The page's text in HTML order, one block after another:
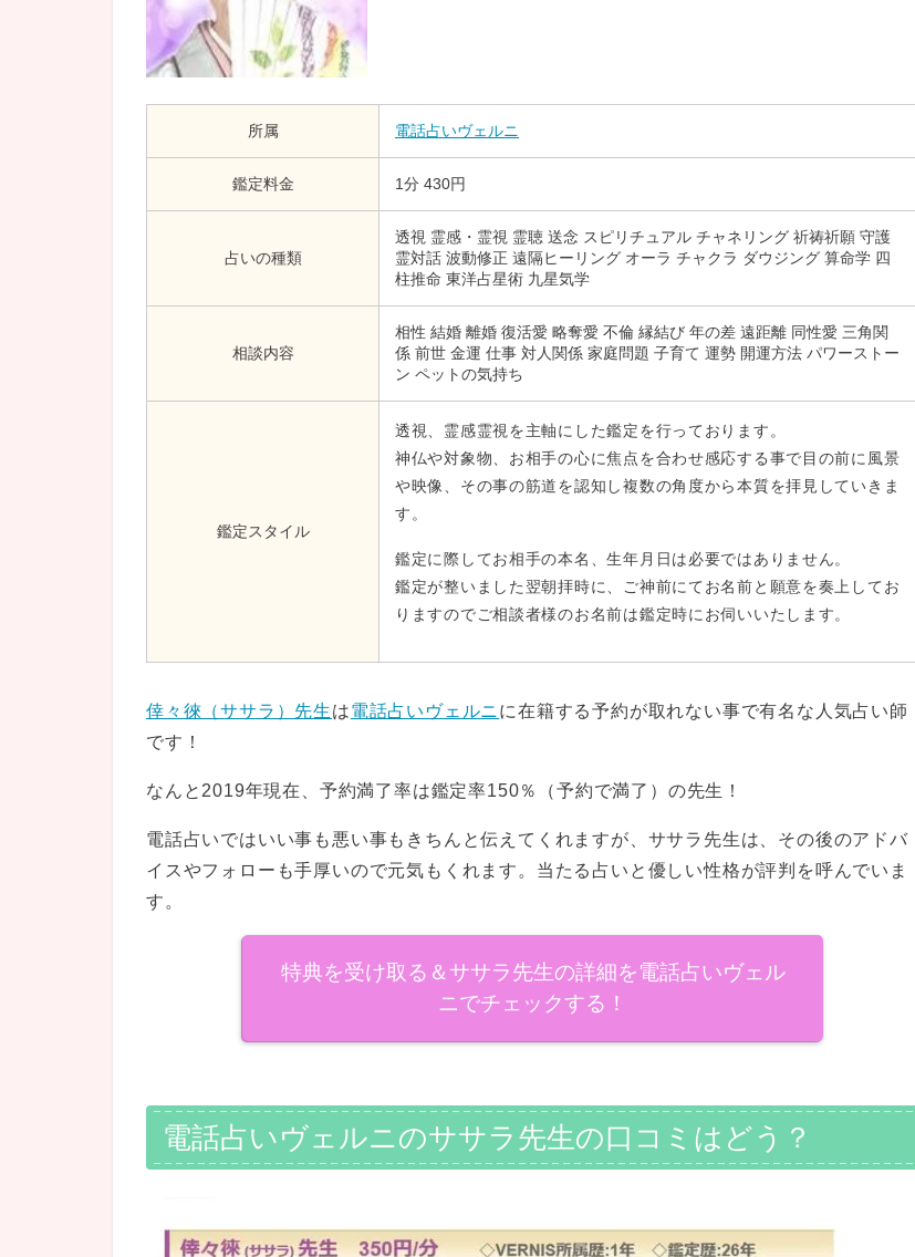
所属 電話占いヴェルニ
鑑定料金 1分 430円
占いの種類
透視 霊感・霊視 霊聴 送念 スピリチュアル チャネリング 祈祷祈願 守護
霊対話 波動修正 遠隔ヒーリング オーラ チャクラ ダウジング 算命学 四
柱推命 東洋占星術 九星気学
相談内容
相性 結婚 離婚 復活愛 略奪愛 不倫 縁結び 年の差 遠距離 同性愛 三角関
係 前世 金運 仕事 対人関係 家庭問題 子育て 運勢 開運方法 パワーストー
ン ペットの気持ち
鑑定スタイル
透視、霊感霊視を主軸にした鑑定を行っております。
神仏や対象物、お相手の心に焦点を合わせ感応する事で目の前に風景
や映像、その事の筋道を認知し複数の角度から本質を拝見していきま
す。
鑑定に際してお相手の本名、生年月日は必要ではありません。
鑑定が整いました翌朝拝時に、ご神前にてお名前と願意を奏上してお
りますのでご相談者様のお名前は鑑定時にお伺いいたします。
倖々徠（ササラ）先生は電話占いヴェルニに在籍する予約が取れない事で有名な人気占い師
です！
なんと2019年現在、予約満了率は鑑定率150％（予約で満了）の先生！
電話占いではいい事も悪い事もきちんと伝えてくれますが、ササラ先生は、その後のアドバ
イスやフォローも手厚いので元気もくれます。当たる占いと優しい性格が評判を呼んでいま
す。
特典を受け取る＆ササラ先生の詳細を電話占いヴェル
ニでチェックする！
電話占いヴェルニのササラ先生の口コミはどう？